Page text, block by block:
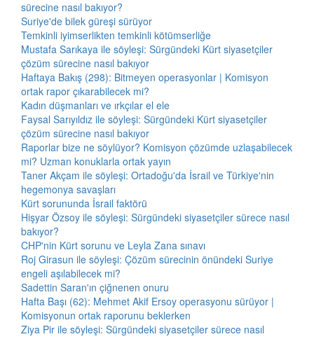
sürecine nasıl bakıyor?
Suriye'de bilek güreşi sürüyor
Temkinli iyimserlikten temkinli kötümserliğe
Mustafa Sarıkaya ile söyleşi: Sürgündeki Kürt siyasetçiler
çözüm sürecine nasıl bakıyor
Haftaya Bakış (298): Bitmeyen operasyonlar | Komisyon
ortak rapor çıkarabilecek mi?
Kadın düşmanları ve ırkçılar el ele
Faysal Sarıyıldız ile söyleşi: Sürgündeki Kürt siyasetçiler
çözüm sürecine nasıl bakıyor
Raporlar bize ne söylüyor? Komisyon çözümde uzlaşabilecek
mi? Uzman konuklarla ortak yayın
Taner Akçam ile söyleşi: Ortadoğu'da İsrail ve Türkiye'nin
hegemonya savaşları
Kürt sorununda İsrail faktörü
Hişyar Özsoy ile söyleşi: Sürgündeki siyasetçiler sürece nasıl
bakıyor?
CHP'nin Kürt sorunu ve Leyla Zana sınavı
Roj Girasun ile söyleşi: Çözüm sürecinin önündeki Suriye
engeli aşılabilecek mi?
Sadettin Saran'ın çiğnenen onuru
Hafta Başı (62): Mehmet Akif Ersoy operasyonu sürüyor |
Komisyonun ortak raporunu beklerken
Ziya Pir ile söyleşi: Sürgündeki siyasetçiler sürece nasıl